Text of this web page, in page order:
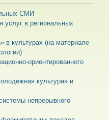
СМИ
в региональных
в культурах (на материале
ориентированного
культура» и
непрерывного